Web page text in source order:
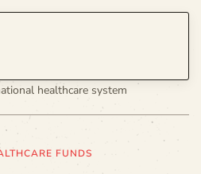
healthcare system
FUNDS